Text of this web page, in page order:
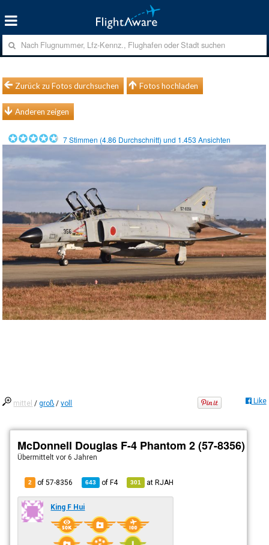
Zurück zu Fotos durchsuchen Fotos hochladen
Anderen zeigen
7Stimmen (4.86 Durchschnitt) und 1.453 Ansichten
mittel /groß /voll Like
McDonnell Douglas F-4 Phantom 2 (57-8356)
Übermitteltvor 6 Jahren
2 of 57-8356 643 ofF4 301 atRJAH
King F Hui